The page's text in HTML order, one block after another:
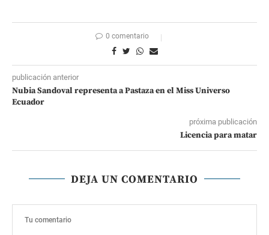
0 comentario
publicación anterior
Nubia Sandoval representa a Pastaza en el Miss Universo
Ecuador
próxima publicación
Licencia para matar
DEJA UN COMENTARIO